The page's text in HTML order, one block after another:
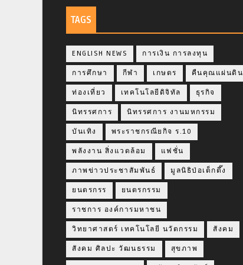
TAGS
ENGLISH NEWS การเงิน การลงทุน
การศึกษา กีฬา เกษตร คืนคุณแผ่นดิน
ท่องเที่ยว เทคโนโลยีดิจิทัล ธุรกิจ
นิทรรศการ นิทรรศการ งานมหกรรม
บันเทิง พระราชกรณียกิจ ร.10
พลังงาน สิ่งแวดล้อม แฟชั่น
ภาพข่าวประชาสัมพันธ์ มูลนิธิป่อเต็กตึ๊ง
ยนตรกรร ยนตรกรรม
ราชการ องค์การมหาชน
วิทยาศาสตร์ เทคโนโลยี นวัตกรรม สังคม
สังคม ศิลปะ วัฒนธรรม สุขภาพ